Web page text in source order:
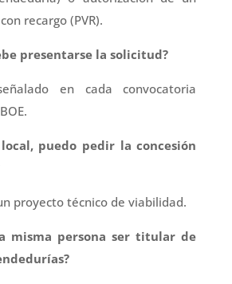
recargo (PVR).
presentarse la solicitud?
en cada convocatoria
local, puedo pedir la concesión
proyecto técnico de viabilidad.
misma persona ser titular de